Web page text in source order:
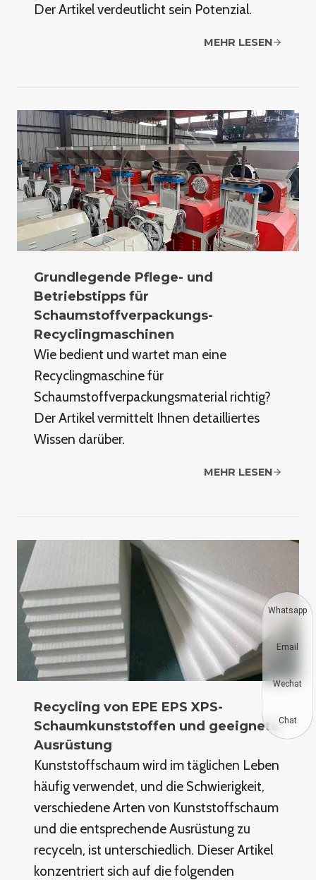
Der Artikel verdeutlicht sein Potenzial.
MEHR LESEN
Grundlegende Pflege- und
Betriebstipps für
Schaumstoffverpackungs-
Recyclingmaschinen
Wie bedient und wartet man eine
Recyclingmaschine für
Schaumstoffverpackungsmaterial richtig?
Der Artikel vermittelt Ihnen detailliertes
Wissen darüber.
MEHR LESEN
Recycling von EPE EPS XPS-
Schaumkunststoffen und geeignete
Ausrüstung
Kunststoffschaum wird im täglichen Leben
häufig verwendet, und die Schwierigkeit,
verschiedene Arten von Kunststoffschaum
und die entsprechende Ausrüstung zu
recyceln, ist unterschiedlich. Dieser Artikel
konzentriert sich auf die folgenden
Whatsapp
Email
Wechat
Chat